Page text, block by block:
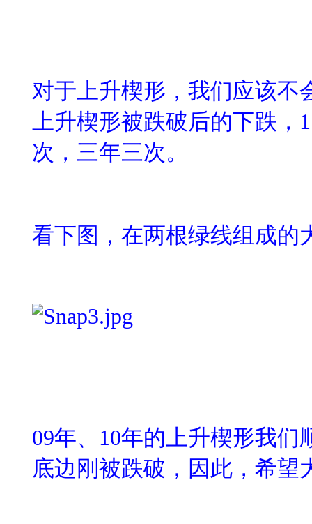
对于上升楔形，我们应该不
上升楔形被跌破后的下跌，
次，三年三次。
看下图，在两根绿线组成的
09年、 10年的上升楔形我们
底边刚被跌破，因此，希望